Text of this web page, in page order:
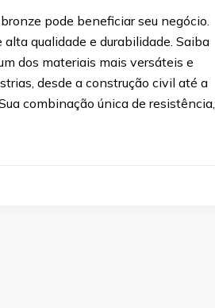
pode beneficiar seu negócio.
qualidade e durabilidade. Saiba
dos materiais mais versáteis e
desde a construção civil até a
combinação única de resistência,